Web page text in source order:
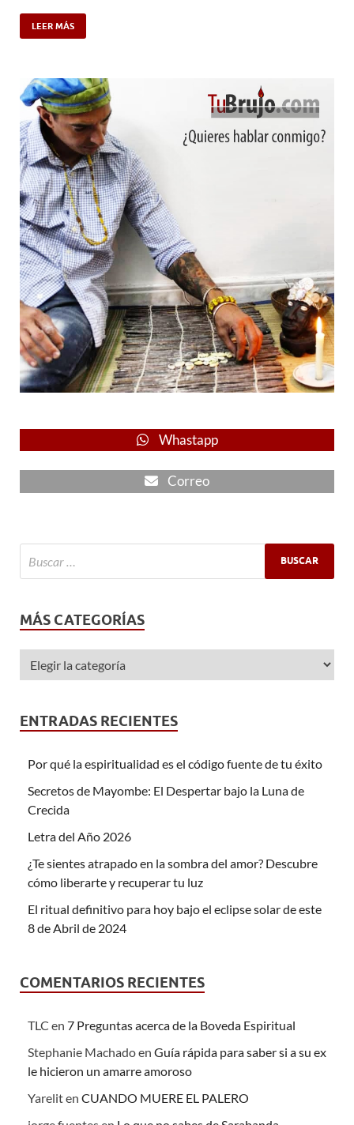
LEER MÁS
Whastapp
Correo
MÁS CATEGORÍAS
ENTRADAS RECIENTES
Por qué la espiritualidad es el código fuente de tu éxito
Secretos de Mayombe: El Despertar bajo la Luna de
Crecida
Letra del Año 2026
¿Te sientes atrapado en la sombra del amor? Descubre
cómo liberarte y recuperar tu luz
El ritual definitivo para hoy bajo el eclipse solar de este
8 de Abril de 2024
COMENTARIOS RECIENTES
TLC en 7 Preguntas acerca de la Boveda Espiritual
Stephanie Machadoen Guía rápida para saber si a su ex
le hicieron un amarre amoroso
Yareliten CUANDO MUERE EL PALERO